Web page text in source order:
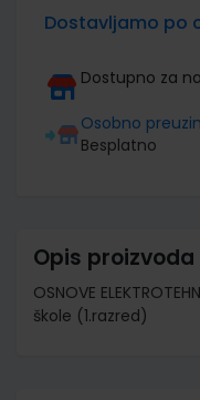
Dostavljamo po
Dostupno za
Osobno
Besplatno
Opis proizvoda
OSNOVE
škole (1.razred)